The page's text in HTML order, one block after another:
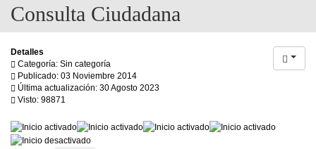
Consulta Ciudadana
Detalles
Categoría: Sin categoría
Publicado: 03 Noviembre 2014
Última actualización: 30 Agosto 2023
Visto: 98871
Ratio:4/5